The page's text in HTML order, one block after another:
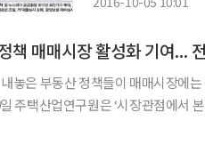
책 매매시장 활성화 기여...
놓은 부동산 정책들이 매매시장에